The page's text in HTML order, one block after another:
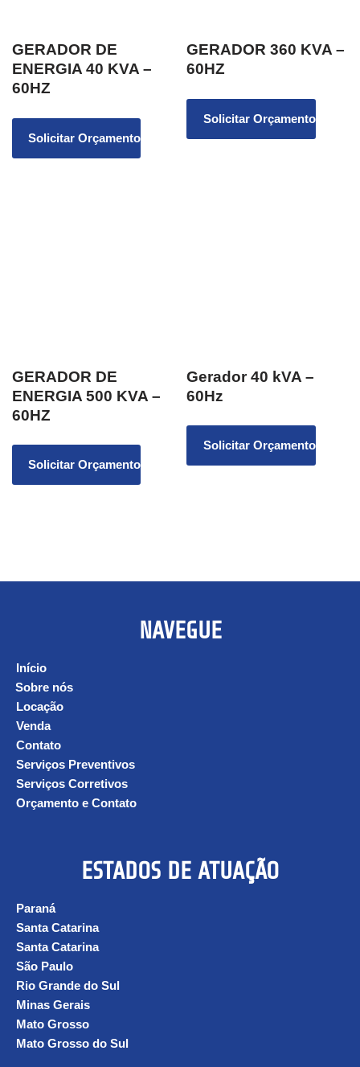
GERADOR DE
ENERGIA 40 KVA –
60HZ
Solicitar Orçamento
GERADOR 360 KVA –
60HZ
Solicitar Orçamento
GERADOR DE
ENERGIA 500 KVA –
60HZ
Solicitar Orçamento
Gerador 40 kVA –
60Hz
Solicitar Orçamento
NAVEGUE
Início
Sobre nós
Locação
Venda
Contato
Serviços Preventivos
Serviços Corretivos
Orçamento e Contato
ESTADOS DE ATUAÇÃO
Paraná
Santa Catarina
Santa Catarina
São Paulo
Rio Grande do Sul
Minas Gerais
Mato Grosso
Mato Grosso do Sul